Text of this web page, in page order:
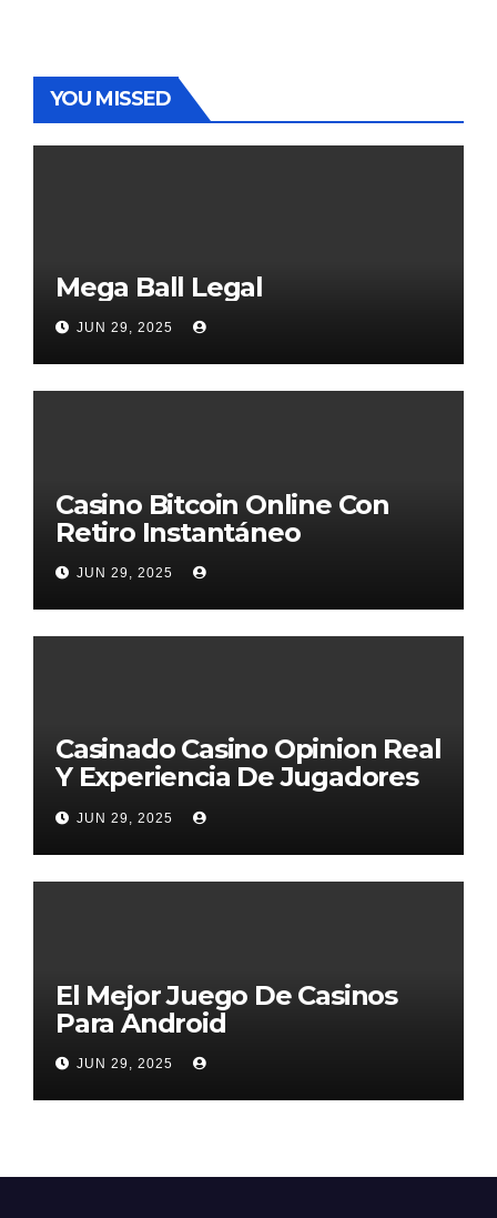
YOU MISSED
Mega Ball Legal
JUN 29, 2025
Casino Bitcoin Online Con
Retiro Instantáneo
JUN 29, 2025
Casinado Casino Opinion Real
Y Experiencia De Jugadores
2026
JUN 29, 2025
El Mejor Juego De Casinos
Para Android
JUN 29, 2025